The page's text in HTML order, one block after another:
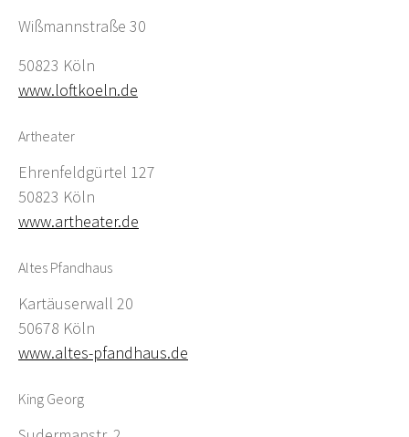
Wißmannstraße 30
50823 Köln
www.loftkoeln.de
Artheater
Ehrenfeldgürtel 127
50823 Köln
www.artheater.de
Altes Pfandhaus
Kartäuserwall 20
50678 Köln
www.altes-pfandhaus.de
King Georg